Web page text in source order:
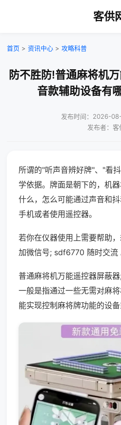
客供
首页 > 资讯中心 > 攻略科普
防不胜防!普通麻将机
音款辅助设备有
发布时间：2026-
发布者：客
所谓的"听声音辨好牌"、"看
学依据。牌面是朝下的，机
什么，怎么可能通过声音和
手机或者使用遥控器。
若你在仪器使用上需要帮助
加微信号; sdf6770 随时交流
普通麻将机万能遥控器屏蔽
一般是指通过一些无需对麻
能实现控制麻将牌功能的设备